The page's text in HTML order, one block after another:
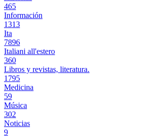
465
Información
1313
Ita
7896
Italiani all'estero
360
Libros y revistas, literatura.
1795
Medicina
59
Música
302
Noticias
9